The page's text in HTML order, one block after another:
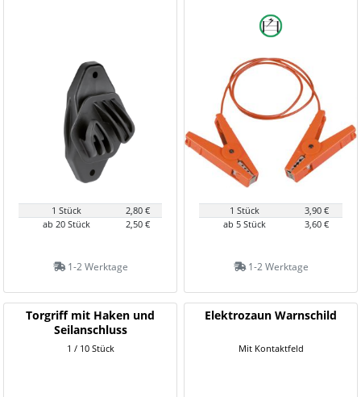
1 Stück
2,80 €
ab 20 Stück
2,50 €
1-2 Werktage
1 Stück
3,90 €
ab 5 Stück
3,60 €
1-2 Werktage
Torgriff mit Haken und
Seilanschluss
1 / 10 Stück
Elektrozaun Warnschild
Mit Kontaktfeld